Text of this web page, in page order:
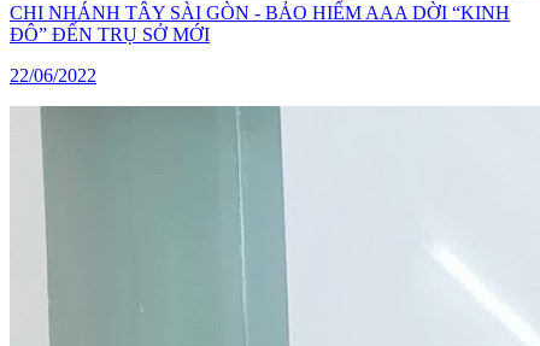
CHI NHÁNH TÂY SÀI GÒN - BẢO HIỂM AAA DỜI “KINH
ĐÔ” ĐẾN TRỤ SỞ MỚI
22/06/2022